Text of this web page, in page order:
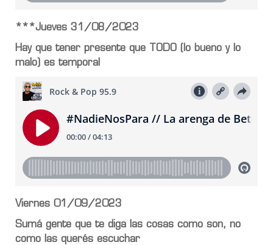
***Jueves 31/08/2023
Hay que tener presente que TODO (lo bueno y lo
malo) es temporal
Viernes 01/09/2023
Sumá gente que te diga las cosas como son, no
como las querés escuchar